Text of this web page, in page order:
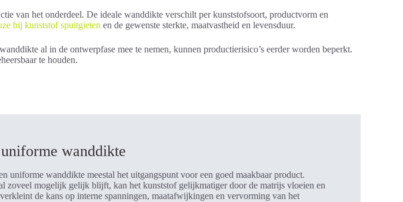
van het onderdeel. De ideale wanddikte verschilt per kunststofsoort, productvorm en
bij kunststof spuitgieten en de gewenste sterkte, maatvastheid en levensduur.
al in de ontwerpfase mee te nemen, kunnen productierisico’s eerder worden beperkt.
te houden.
wanddikte
uniforme wanddikte meestal het uitgangspunt voor een goed maakbaar product.
zoveel mogelijk gelijk blijft, kan het kunststof gelijkmatiger door de matrijs vloeien en
de kans op interne spanningen, maatafwijkingen en vervorming van het